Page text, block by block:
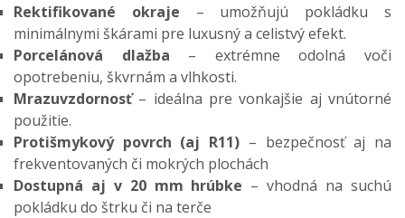
Rektifikované okraje – umožňujú pokládku s
minimálnymi škárami pre luxusný a celistvý efekt.
Porcelánová dlažba – extrémne odolná voči
opotrebeniu, škvrnám a vlhkosti.
Mrazuvzdornosť– ideálna pre vonkajšie aj vnútorné
použitie.
Protišmykový povrch (aj R11) – bezpečnosť aj na
frekventovaných či mokrých plochách
Dostupná aj v 20 mm hrúbke – vhodná na suchú
pokládku do štrku či na terče